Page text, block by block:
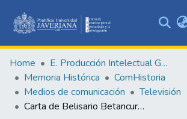
&
Collections
All of DSpace
Home
E. Producción Intelectual General
Memoria Histórica
ComHistoria
Medios de comunicación
Televisión
Carta de Belisario Betancur a Gustavo Castro (director de Inravisión). Lamenta su retiro de Inravisión